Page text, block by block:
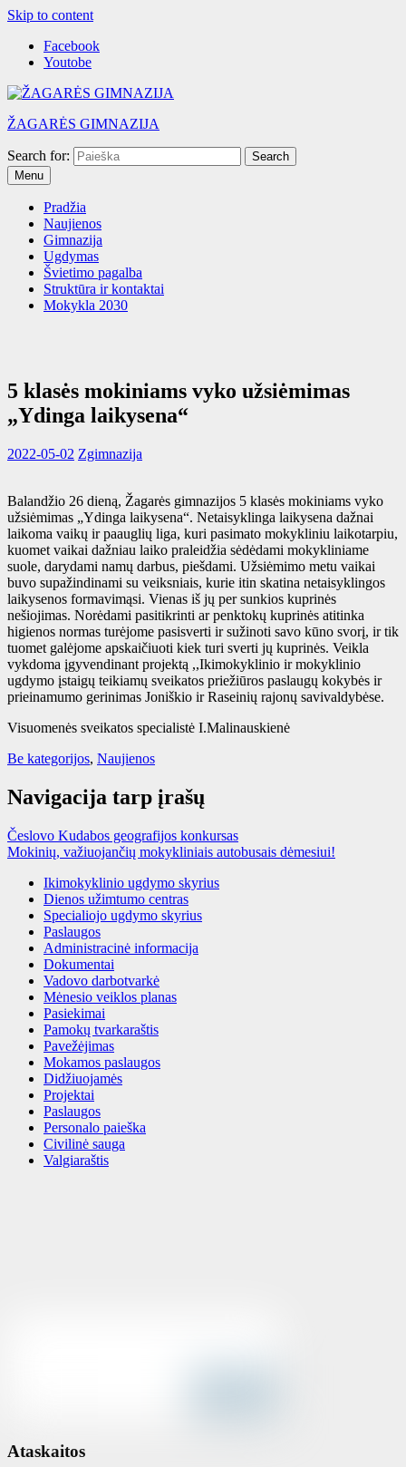
Skip to content
Facebook
Youtobe
ŽAGARĖS GIMNAZIJA
Search for:
Menu
Pradžia
Naujienos
Gimnazija
Ugdymas
Švietimo pagalba
Struktūra ir kontaktai
Mokykla 2030
5 klasės mokiniams vyko užsiėmimas
„Ydinga laikysena“
2022-05-02 Zgimnazija
Balandžio 26 dieną, Žagarės gimnazijos 5 klasės mokiniams vyko
užsiėmimas „Ydinga laikysena“. Netaisyklinga laikysena dažnai
laikoma vaikų ir paauglių liga, kuri pasimato mokykliniu laikotarpiu,
kuomet vaikai dažniau laiko praleidžia sėdėdami mokykliniame
suole, darydami namų darbus, piešdami. Užsiėmimo metu vaikai
buvo supažindinami su veiksniais, kurie itin skatina netaisyklingos
laikysenos formavimąsi. Vienas iš jų per sunkios kuprinės
nešiojimas. Norėdami pasitikrinti ar penktokų kuprinės atitinka
higienos normas turėjome pasisverti ir sužinoti savo kūno svorį, ir tik
tuomet galėjome apskaičiuoti kiek turi sverti jų kuprinės. Veikla
vykdoma įgyvendinant projektą ,,Ikimokyklinio ir mokyklinio
ugdymo įstaigų teikiamų sveikatos priežiūros paslaugų kokybės ir
prieinamumo gerinimas Joniškio ir Raseinių rajonų savivaldybėse.
Visuomenės sveikatos specialistė I.Malinauskienė
Be kategorijos, Naujienos
Navigacija tarp įrašų
Česlovo Kudabos geografijos konkursas
Mokinių, važiuojančių mokykliniais autobusais dėmesiui!
Ikimokyklinio ugdymo skyrius
Dienos užimtumo centras
Specialiojo ugdymo skyrius
Paslaugos
Administracinė informacija
Dokumentai
Vadovo darbotvarkė
Mėnesio veiklos planas
Pasiekimai
Pamokų tvarkaraštis
Pavežėjimas
Mokamos paslaugos
Didžiuojamės
Projektai
Paslaugos
Personalo paieška
Civilinė sauga
Valgiaraštis
Ataskaitos